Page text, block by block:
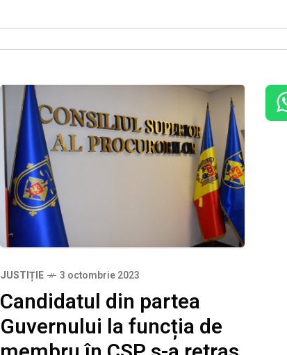
JUSTIȚIE 3 octombrie 2023
Candidatul din partea
Guvernului la funcția de